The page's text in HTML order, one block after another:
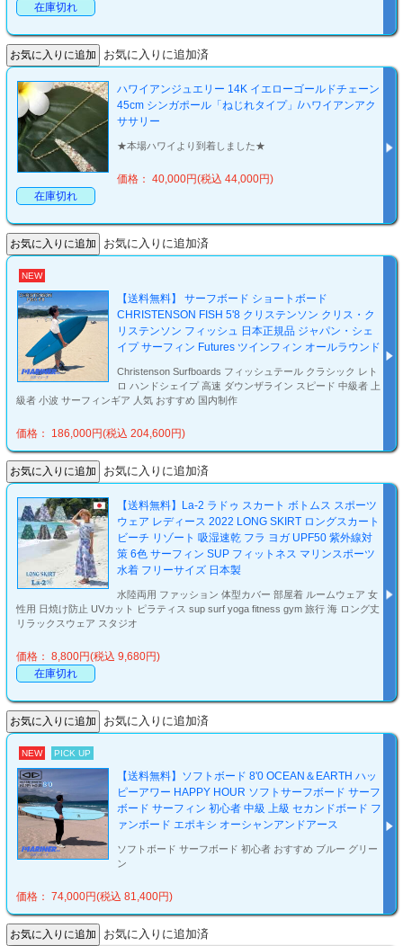
在庫切れ
お気に入りに追加済
ハワイアンジュエリー 14K イエローゴールドチェーン
45cm シンガポール「ねじれタイプ」/ハワイアンアク
ササリー
★本場ハワイより到着しました★
価格： 40,000円(税込 44,000円)
在庫切れ
お気に入りに追加済
NEW
【送料無料】 サーフボード ショートボード
CHRISTENSON FISH 5'8 クリステンソン クリス・ク
リステンソン フィッシュ 日本正規品 ジャパン・シェ
イプ サーフィン Futures ツインフィン オールラウンド
Christenson Surfboards フィッシュテール クラシック レト
ロ ハンドシェイプ 高速 ダウンザライン スピード 中級者 上
級者 小波 サーフィンギア 人気 おすすめ 国内制作
価格： 186,000円(税込 204,600円)
お気に入りに追加済
【送料無料】La-2 ラドゥ スカート ボトムス スポーツ
ウェア レディース 2022 LONG SKIRT ロングスカート
ビーチ リゾート 吸湿速乾 フラ ヨガ UPF50 紫外線対
策 6色 サーフィン SUP フィットネス マリンスポーツ
水着 フリーサイズ 日本製
水陸両用 ファッション 体型カバー 部屋着 ルームウェア 女
性用 日焼け防止 UVカット ピラティス sup surf yoga fitness gym 旅行 海 ロング丈
リラックスウェア スタジオ
価格： 8,800円(税込 9,680円)
在庫切れ
お気に入りに追加済
NEW PICK UP
【送料無料】ソフトボード 8'0 OCEAN＆EARTH ハッ
ピーアワー HAPPY HOUR ソフトサーフボード サーフ
ボード サーフィン 初心者 中級 上級 セカンドボード フ
ァンボード エポキシ オーシャンアンドアース
ソフトボード サーフボード 初心者 おすすめ ブルー グリー
ン
価格： 74,000円(税込 81,400円)
お気に入りに追加済